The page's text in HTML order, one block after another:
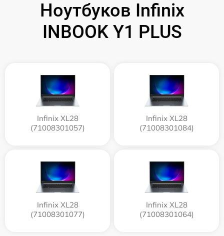
Ноутбуков Infinix
INBOOK Y1 PLUS
Infinix XL28
(71008301057)
Infinix XL28
(71008301084)
Infinix XL28
(71008301077)
Infinix XL28
(71008301064)